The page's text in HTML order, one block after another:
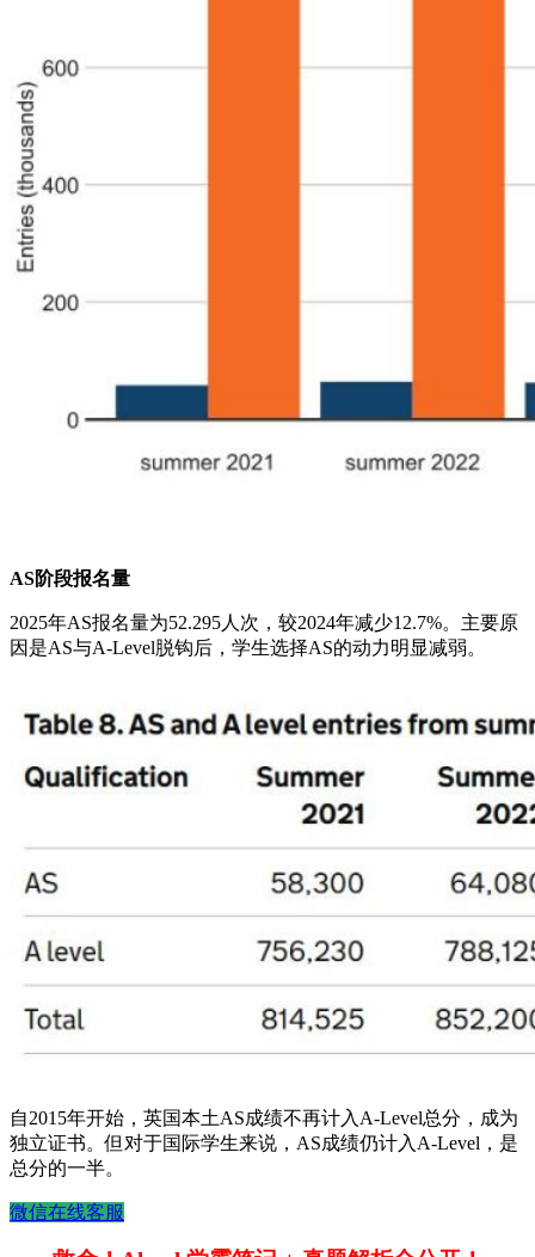
AS阶段报名量
2025年AS报名量为52.295人次，较2024年减少12.7%。主要原
因是AS与A-Level脱钩后，学生选择AS的动力明显减弱。
自2015年开始，英国本土AS成绩不再计入A-Level总分，成为
独立证书。但对于国际学生来说，AS成绩仍计入A-Level，是
总分的一半。
微信在线客服